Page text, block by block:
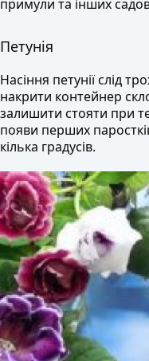
примули та інших
Петунія
Насіння петунії слід
накрити контейнер
залишити стояти при
появи перших
кілька градусів.